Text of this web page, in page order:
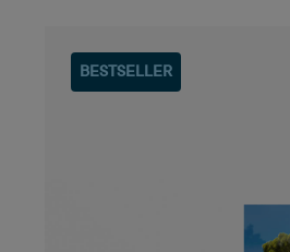
BESTSELLER